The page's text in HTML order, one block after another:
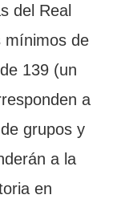
del Real
mínimos de
139 (un
a
grupos y
a la
en